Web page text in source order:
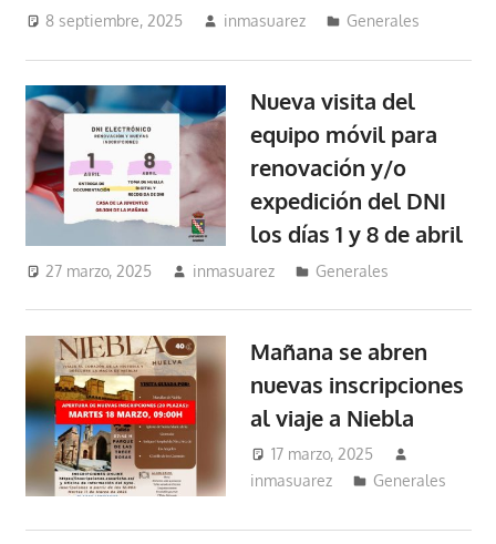
8 septiembre, 2025 inmasuarez Generales
Nueva visita del
equipo móvil para
renovación y/o
expedición del DNI
los días 1 y 8 de abril
27 marzo, 2025 inmasuarez Generales
Mañana se abren
nuevas inscripciones
al viaje a Niebla
17 marzo, 2025
inmasuarez
Generales